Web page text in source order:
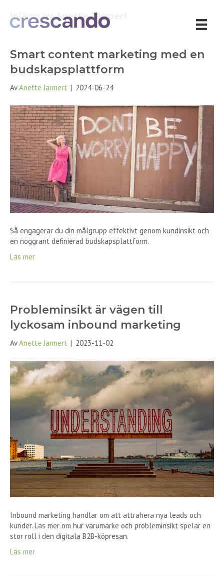
Inlägg av Anette Jarmert
Smart content marketing med en
budskapsplattform
AvAnette Jarmert | 2024-06-24
Så engagerar du din målgrupp effektivt genom kundinsikt och
en noggrant definierad budskapsplattform.
Läs mer
Probleminsikt är vägen till
lyckosam inbound marketing
AvAnette Jarmert | 2023-11-02
Inbound marketing handlar om att attrahera nya leads och
kunder. Läs mer om hur varumärke och probleminsikt spelar en
stor roll i den digitala B2B-köpresan.
Läs mer